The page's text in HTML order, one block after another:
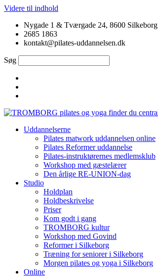
Videre til indhold
Nygade 1 & Tværgade 24, 8600 Silkeborg
2685 1863
kontakt@pilates-uddannelsen.dk
Søg
Uddannelserne
Pilates matwork uddannelsen online
Pilates Reformer uddannelse
Pilates-instruktørernes medlemsklub
Workshop med gæstelærer
Den årlige RE-UNION-dag
Studio
Holdplan
Holdbeskrivelse
Priser
Kom godt i gang
TROMBORG kultur
Workshop med Govind
Reformer i Silkeborg
Træning for seniorer i Silkeborg
Morgen pilates og yoga i Silkeborg
Online